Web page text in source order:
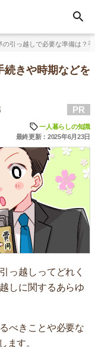
の引っ越しで必要な準備は？
続きや時期などを
PR
一人暮らしの知識
最終更新：2025年6月23日
っ越しってどれく
しに関するあらゆ
べきことや必要な
ます。